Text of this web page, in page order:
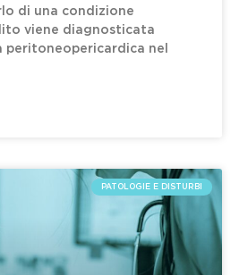
di una condizione
viene diagnosticata
peritoneopericardica nel
PATOLOGIE E DISTURBI